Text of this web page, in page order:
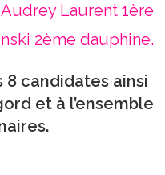
Audrey Laurent 1ère
2ème dauphine.
8 candidates ainsi
et à l’ensemble